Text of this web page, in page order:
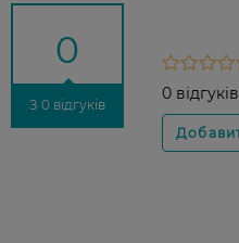
0
З 0 відгуків
0 відгуків